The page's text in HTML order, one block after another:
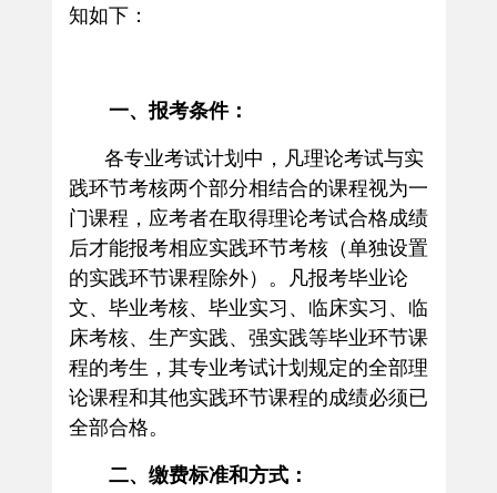
知如下：
一、报考条件：
各专业考试计划中，凡理论考试与实
践环节考核两个部分相结合的课程视为一
门课程，应考者在取得理论考试合格成绩
后才能报考相应实践环节考核（单独设置
的实践环节课程除外）。凡报考毕业论
文、毕业考核、毕业实习、临床实习、临
床考核、生产实践、强实践等毕业环节课
程的考生，其专业考试计划规定的全部理
论课程和其他实践环节课程的成绩必须已
全部合格。
二、缴费标准和方式：